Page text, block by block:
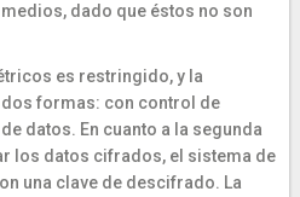
dado que éstos no son
es restringido, y la
formas: con control de
datos. En cuanto a la segunda
los datos cifrados, el sistema de
una clave de descifrado. La